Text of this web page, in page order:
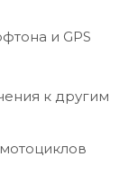
и GPS
к другим